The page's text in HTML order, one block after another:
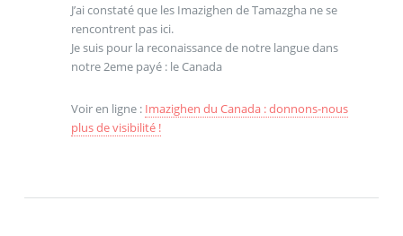
J’ai constaté que les Imazighen de Tamazgha ne se
rencontrent pas ici.
Je suis pour la reconaissance de notre langue dans
notre 2eme payé : le Canada
Voir en ligne : Imazighen du Canada : donnons-nous
plus de visibilité !